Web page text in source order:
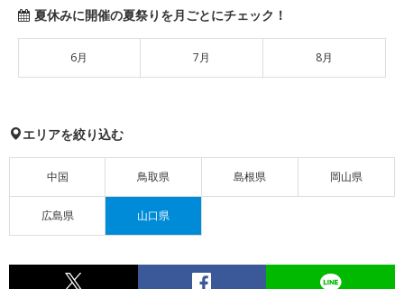
夏休みに開催の夏祭りを月ごとにチェック！
6月 7月 8月
エリアを絞り込む
中国 鳥取県 島根県 岡山県
広島県 山口県